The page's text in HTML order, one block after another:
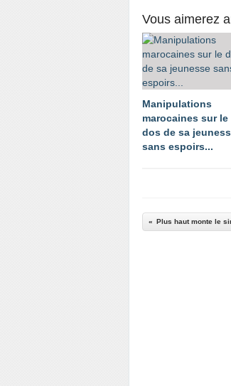
Vous aimerez
Manipulations
marocaines sur le
dos de sa
sans espoirs...
Plus haut monte le